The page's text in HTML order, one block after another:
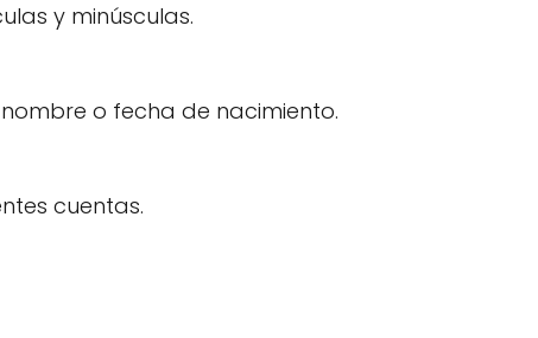
y minúsculas.
o fecha de nacimiento.
cuentas.